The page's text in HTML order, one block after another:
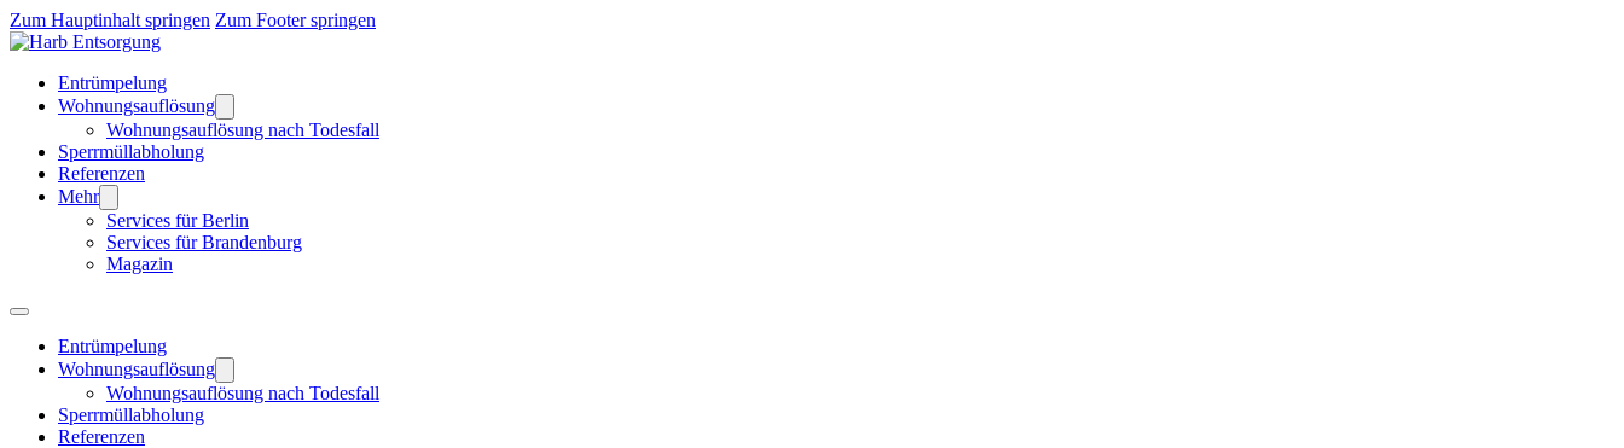
Zum Hauptinhalt springen Zum Footer springen
Entrümpelung
Wohnungsauflösung
Wohnungsauflösung nach Todesfall
Sperrmüllabholung
Referenzen
Mehr
Services für Berlin
Services für Brandenburg
Magazin
Entrümpelung
Wohnungsauflösung
Wohnungsauflösung nach Todesfall
Sperrmüllabholung
Referenzen